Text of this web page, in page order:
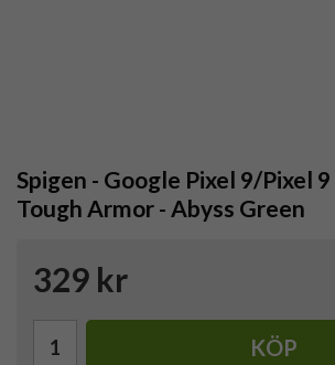
Spigen - Google Pixel 9/Pixel 9
Tough Armor - Abyss Green
329 kr
KÖP